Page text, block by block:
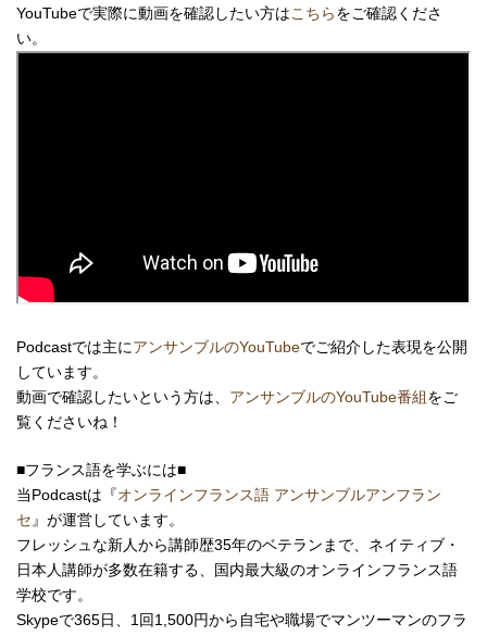
YouTubeで実際に動画を確認したい方はこちらをご確認くださ
い。
Podcastでは主にアンサンブルのYouTubeでご紹介した表現を公開
しています。
動画で確認したいという方は、 アンサンブルのYouTube番組をご
覧くださいね！
■フランス語を学ぶには■
当Podcastは『オンラインフランス語 アンサンブルアンフラン
セ 』が運営しています。
フレッシュな新人から講師歴35年のベテランまで、ネイティブ・
日本人講師が多数在籍する、国内最大級のオンラインフランス語
学校です。
Skypeで365日、1回1,500円から自宅や職場でマンツーマンのフラ